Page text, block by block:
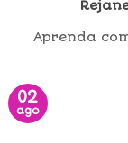
Aprenda
02
ago